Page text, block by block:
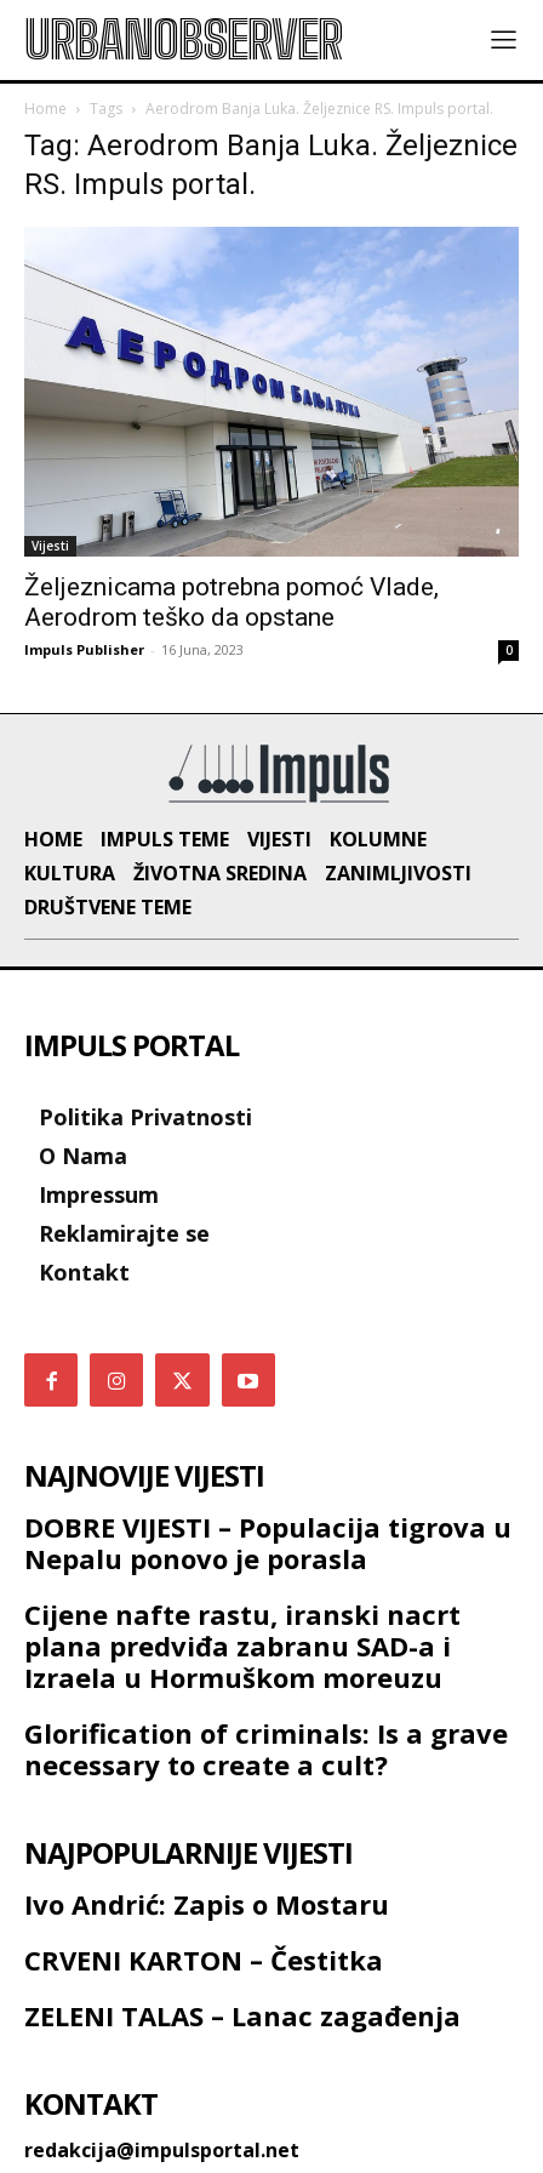
URBANOBSERVER
Home Tags Aerodrom Banja Luka. Željeznice RS. Impuls portal.
Tag: Aerodrom Banja Luka. Željeznice
RS. Impuls portal.
Vijesti
Željeznicama potrebna pomoć Vlade,
Aerodrom teško da opstane
Impuls Publisher - 16 Juna, 2023 0
HOME IMPULS TEME VIJESTI
KOLUMNE
KULTURA
ŽIVOTNA SREDINA
ZANIMLJIVOSTI
DRUŠTVENE TEME
IMPULS PORTAL
Politika Privatnosti
O Nama
Impressum
Reklamirajte se
Kontakt
NAJNOVIJE VIJESTI
DOBRE VIJESTI – Populacija tigrova u
Nepalu ponovo je porasla
Cijene nafte rastu, iranski nacrt
plana predviđa zabranu SAD-a i
Izraela u Hormuškom moreuzu
Glorification of criminals: Is a grave
necessary to create a cult?
NAJPOPULARNIJE VIJESTI
Ivo Andrić: Zapis o Mostaru
CRVENI KARTON – Čestitka
ZELENI TALAS – Lanac zagađenja
KONTAKT
redakcija@impulsportal.net